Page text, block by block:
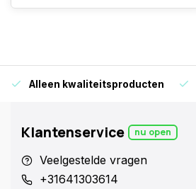
Alleen kwaliteitsproducten
Klantenservice nu open
Veelgestelde vragen
+31641303614